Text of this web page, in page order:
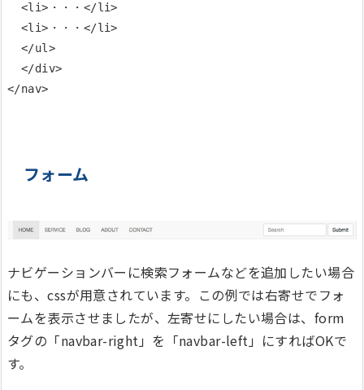
  <li>・・・</li>
  <li>・・・</li>
  </ul>
  </div>
フォーム
ナビゲーションバーに検索フォームなどを追加したい場合
にも、cssが用意されています。この例では右寄せでフォ
ームを表示させましたが、左寄せにしたい場合は、form
タグの「navbar-right」を「navbar-left」にすればOKで
す。